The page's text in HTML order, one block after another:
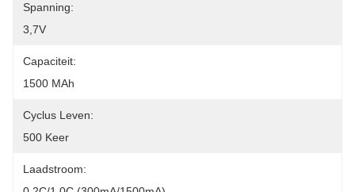
Spanning:
3,7V
Capaciteit:
1500 MAh
Cyclus Leven:
500 Keer
Laadstroom: